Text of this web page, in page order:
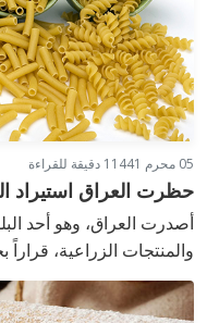
05 محرم 1441 1 دقيقة للقراءة
حظرت العراق استيراد
أصدرت العراق، وهو أحد
والمنتجات الزراعية،